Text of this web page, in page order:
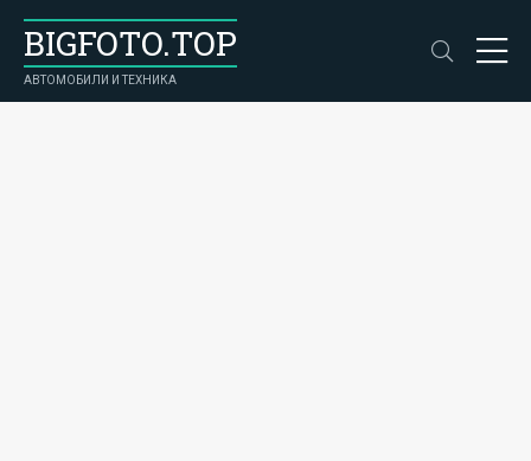
BIGFOTO.TOP
АВТОМОБИЛИ И ТЕХНИКА